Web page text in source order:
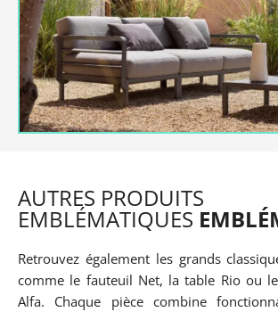
AUTRES PRODUITS
EMBLÉMATIQUES
Retrouvez également les grands
comme le fauteuil Net, la table Rio ou
Alfa. Chaque pièce combine